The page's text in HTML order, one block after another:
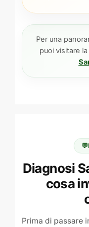
Per una
puoi visitare
💬
Diagnosi
cosa
Prima di passare